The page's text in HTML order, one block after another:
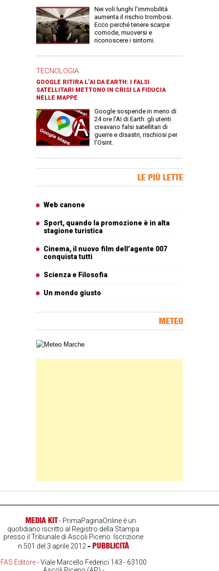
Nei voli lunghi l’immobilità
aumenta il rischio trombosi.
Ecco perché tenere scarpe
comode, muoversi e
riconoscere i sintomi.
TECNOLOGIA
GOOGLE RITIRA L’AI DA EARTH: I FALSI
SATELLITARI METTONO IN CRISI LA FIDUCIA
NELLE MAPPE
Google sospende in meno di
24 ore l’AI di Earth: gli utenti
creavano falsi satellitari di
guerre e disastri, rischiosi per
l’Osint.
LE PIÙ LETTE
Web canone
Sport, quando la promozione è in alta
stagione turistica
Cinema, il nuovo film dell’agente 007
conquista tutti
Scienza e Filosofia
Un mondo giusto
METEO
Carta meteorologica delle Marche
MEDIA KIT- PrimaPaginaOnline è un
quotidiano iscritto al Registro della Stampa
presso il Tribunale di Ascoli Piceno. Iscrizione
n.501 del 3 aprile 2012- PUBBLICITÀ
FAS Editore- Viale Marcello Federici 143 - 63100